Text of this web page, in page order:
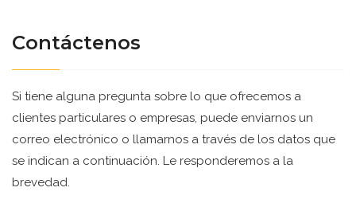
Contáctenos
Si tiene alguna pregunta sobre lo que ofrecemos a
clientes particulares o empresas, puede enviarnos un
correo electrónico o llamarnos a través de los datos que
se indican a continuación. Le responderemos a la
brevedad.